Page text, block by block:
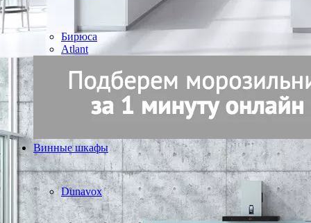
Бирюса
Atlant
Винные шкафы
Dunavox